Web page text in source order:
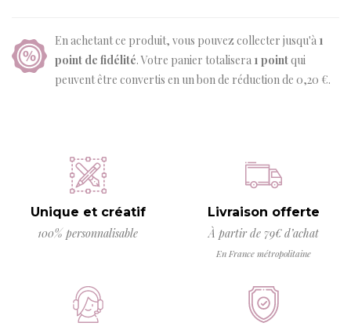
En achetant ce produit, vous pouvez collecter jusqu'à 1
point de fidélité. Votre panier totalisera 1 pointqui
peuvent être convertis en un bon de réduction de 0,20 €.
Unique et créatif
100% personnalisable
Livraison offerte
À partir de 79€ d’achat
En France métropolitaine